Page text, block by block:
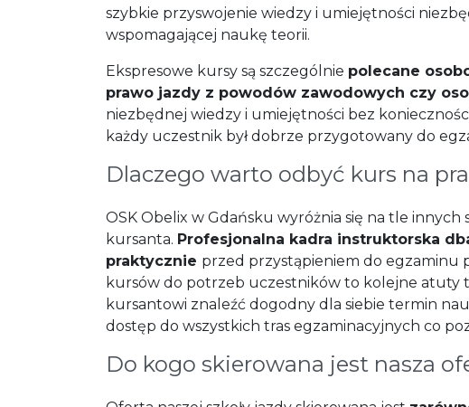
szybkie przyswojenie wiedzy i umiejętności
wspomagającej naukę teorii.
Ekspresowe kursy są szczególnie polecane
prawo jazdy z powodów zawodowych czy
niezbędnej wiedzy i umiejętności bez
każdy uczestnik był dobrze przygotowany do
Dlaczego warto odbyć kurs na
OSK Obelix w Gdańsku wyróżnia się na tle
kursanta. Profesjonalna kadra instruktorska
praktycznie przed przystąpieniem do egzaminu
kursów do potrzeb uczestników to kolejne atuty
kursantowi znaleźć dogodny dla siebie termin
dostęp do wszystkich tras egzaminacyjnych co
Do kogo skierowana jest nasza